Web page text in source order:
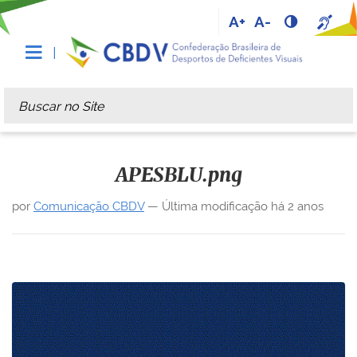
A+ A-
Busca
Busca Avançada…
APESBLU.png
por Comunicação CBDV— Última modificação há 2 anos